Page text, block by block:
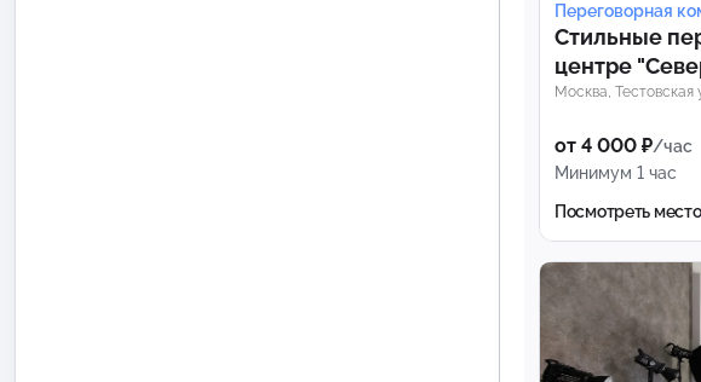
Переговорная
Стильные
центре
Москва, Тестовская
от 4 000 ₽/час
Минимум 1 час
Посмотреть место